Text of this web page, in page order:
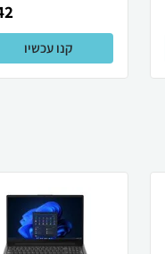
קנו עכשיו